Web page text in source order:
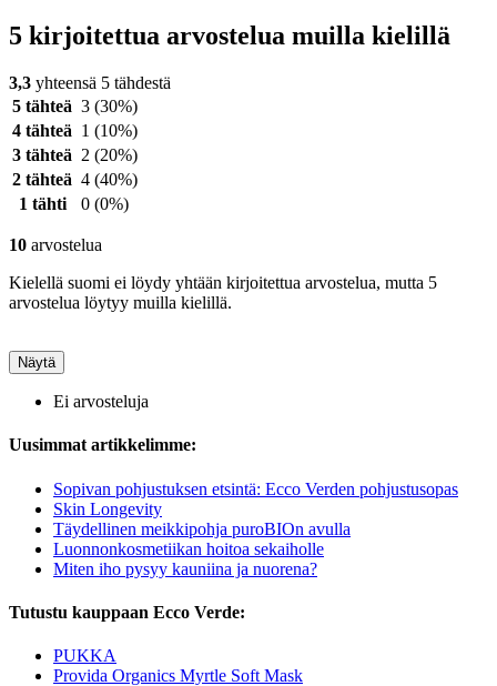
5 kirjoitettua arvostelua muilla kielillä
3,3 yhteensä 5 tähdestä
5 tähteä 3 (30%)
4 tähteä 1 (10%)
3 tähteä 2 (20%)
2 tähteä 4 (40%)
1 tähti
0 (0%)
10 arvostelua
Kielellä suomi ei löydy yhtään kirjoitettua arvostelua, mutta 5
arvostelua löytyy muilla kielillä.
Näytä
Ei arvosteluja
Uusimmat artikkelimme:
Sopivan pohjustuksen etsintä: Ecco Verden pohjustusopas
Skin Longevity
Täydellinen meikkipohja puroBIOn avulla
Luonnonkosmetiikan hoitoa sekaiholle
Miten iho pysyy kauniina ja nuorena?
Tutustu kauppaan Ecco Verde:
PUKKA
Provida Organics Myrtle Soft Mask